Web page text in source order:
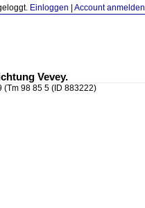
Einloggen Account anmelden
Vevey.
(Tm 98 85 5 (ID 883222)